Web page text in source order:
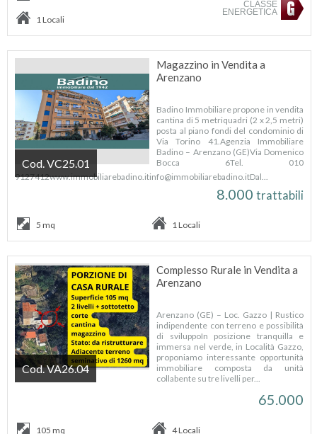
1 Locali
CLASSE
ENERGETICA
Magazzino in Vendita a
Arenzano
Badino Immobiliare propone in vendita
cantina di 5 metriquadri (2 x 2,5 metri)
posta al piano fondi del condominio di
Via Torino 41.Agenzia Immobiliare
Badino – Arenzano (GE)Via Domenico
Bocca 6Tel. 010
9127412www.immobiliarebadino.itinfo@immobiliarebadino.itDal...
8.000 trattabili
Cod. VC25.01
5 mq 1 Locali
Complesso Rurale in Vendita a
Arenzano
Arenzano (GE) – Loc. Gazzo | Rustico
indipendente con terreno e possibilità
di sviluppoIn posizione tranquilla e
immersa nel verde, in Località Gazzo,
proponiamo interessante opportunità
immobiliare composta da unità
collabente su tre livelli per...
65.000
Cod. VA26.04
105 mq 4 Locali